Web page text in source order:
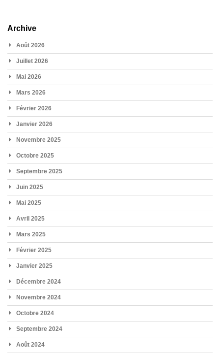
Archive
Août 2026
Juillet 2026
Mai 2026
Mars 2026
Février 2026
Janvier 2026
Novembre 2025
Octobre 2025
Septembre 2025
Juin 2025
Mai 2025
Avril 2025
Mars 2025
Février 2025
Janvier 2025
Décembre 2024
Novembre 2024
Octobre 2024
Septembre 2024
Août 2024